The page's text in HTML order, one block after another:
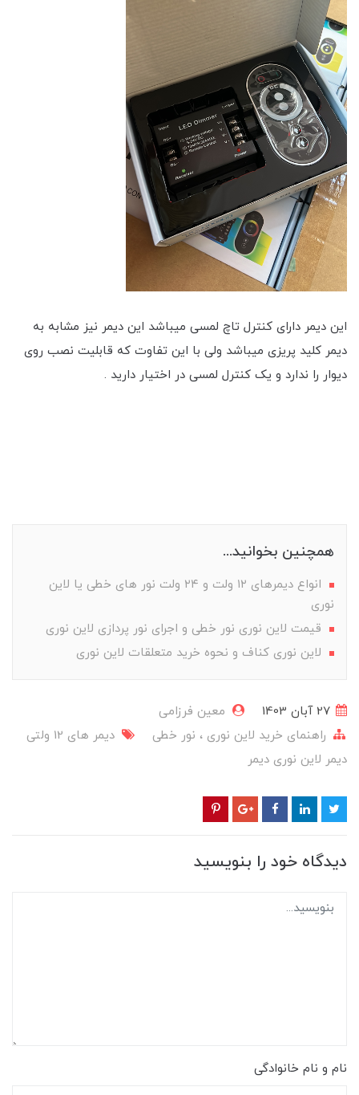
این دیمر دارای کنترل تاچ لمسی میباشد این دیمر نیز مشابه به
دیمر کلید پریزی میباشد ولی با این تفاوت که قابلیت نصب روی
دیوار را ندارد و یک کنترل لمسی در اختیار دارید .
همچنین بخوانید...
انواع دیمرهای ۱۲ ولت و ۲۴ ولت نور های خطی یا لاین
نوری
قیمت لاین نوری نور خطی و اجرای نور پردازی لاین نوری
لاین نوری کناف و نحوه خرید متعلقات لاین نوری
معین فرزامی
راهنمای خرید‌ لاین نوری ، نور خطی
دیمر های 12 ولتی
دیمر لاین نوری دیمر
دیدگاه خود را بنویسید
نام و نام خانوادگی